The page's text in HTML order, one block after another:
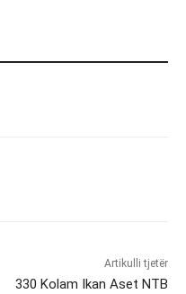
Artikulli tjetër
330 Kolam Ikan Aset NTB